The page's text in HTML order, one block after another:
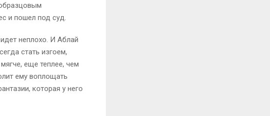
и пошел под суд.
неплохо. И Аблай
стать изгоем,
еще теплее, чем
ему воплощать
которая у него